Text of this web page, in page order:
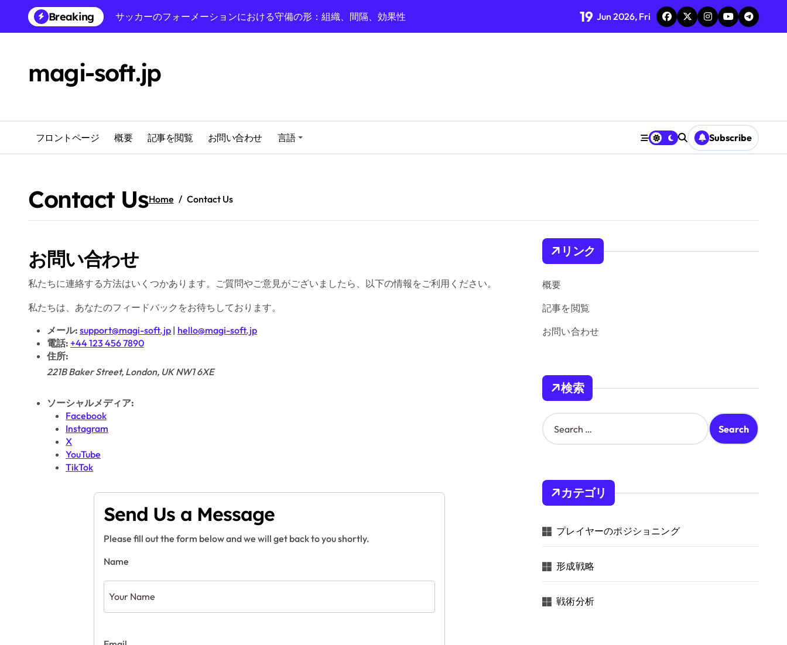
content
Breaking
サッカーのフォーメーションにおける守備の形：組織、間隔、効果性
フットボールフォーメーションにおける守備の深さ：間隔、カバー、効果性
守備フォーメーションにおける守備的フォワードのポジショニング：プレッシング、ポジショニング、サポート
フットボールフォーメーションにおけるトランジションディフェンス：回復、ポジショニング、カバレッジ
サッカーのフォーメーションにおける守備的コミュニケーション：明確さ、効果、サポート
19 Jun 2026, Fri
magi-soft.jp
フロントページ 概要 記事を閲覧 お問い合わせ 言語 Subscribe
Contact UsHome Contact Us
お問い合わせ
私たちに連絡する方法はいくつかあります。ご質問やご意見がございましたら、以下の情報をご利用ください。
私たちは、あなたのフィードバックをお待ちしております。
メール: support@magi-soft.jp | hello@magi-soft.jp
電話: +44 123 456 7890
住所:
221B Baker Street, London, UK NW1 6XE
ソーシャルメディア:
Facebook
Instagram
X
YouTube
TikTok
Send Us a Message
Please fill out the form below and we will get back to you shortly.
Name
リンク
概要
記事を閲覧
お問い合わせ
検索
S
e
h
o
:
カテゴリ
プレイヤーのポジショニング
形成戦略
戦術分析